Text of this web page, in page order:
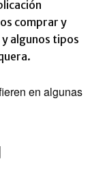
comprar y
algunos tipos
en algunas